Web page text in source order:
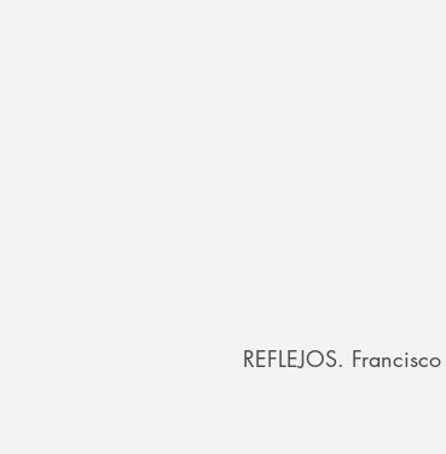
REFLEJOS.